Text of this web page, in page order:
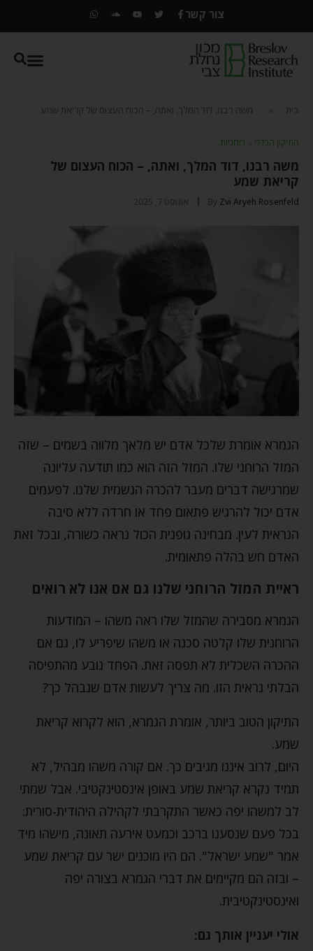
צור קשר
בית משה רבנו, דוד המלך, ואתה, – הכוח העצום של קריאת שמע
התיקון הכללי ⬦ רוחניות
משה רבנו, דוד המלך, ואתה, – הכוח העצום של
קריאת שמע
By Zvi Aryeh Rosenfeld אוגוסט 7, 2025
הגמרא אומרת שלכל אדם יש מלאך מלווה בשמים – שזה
המזל הרוחני שלו. המזל הזה הוא כמו תודעה עליונה
שמרגישה דברים מעבר להכרה הגשמית שלנו. לפעמים
אדם יכול להרגיש פתאום פחד או חרדה ללא סיבה
הנראית לעין. מבחינה גופנית הכול נראה כשורה, ובכל זאת
האדם חש בהלה פתאומית.
ראיית המזל הרוחני שלנו גם אם אנו לא רואים
הגמרא מסבירה שהמזל שלו ראה משהו – המודעות
הרוחנית שלו קלטה סכנה או משהו שיפריע לו, גם אם
ההכרה השכלית לא תפסה זאת. הפחד נובע מהתפיסה
הבלתי נראית הזו. מה צריך לעשות אדם שנבהל כך?
התיקון הטוב ביותר, אומרת הגמרא, הוא לקרוא קריאת
שמע.
היום, לרוב איננו מגיבים כך. אם קורה משהו מבהיל, לא
תמיד נקרא קריאת שמע באופן אינסטינקטיבי. אבל שמתי
לב למשהו יפה כאשר התקרבתי לקהילה היהודית-סורית:
בכל פעם שנסענו ברכב וכמעט אירעה תאונה, מישהו מיד
אמר "שמע ישראל". הם היו מוכנים ישר עם קריאת שמע
– ובזה הם מקיימים את דברי הגמרא בצורה יפה
ואינסטינקטיבית.
אולי יעניין אותך גם: